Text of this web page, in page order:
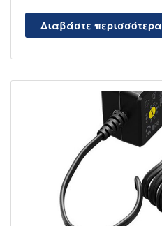
Διαβάστε περισσότερα